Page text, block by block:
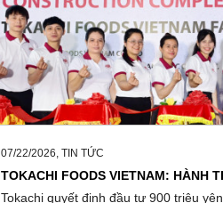
07/22/2026, TIN TỨC
TOKACHI FOODS VIETNAM: HÀNH
Tokachi quyết định đầu tư 900 triệu